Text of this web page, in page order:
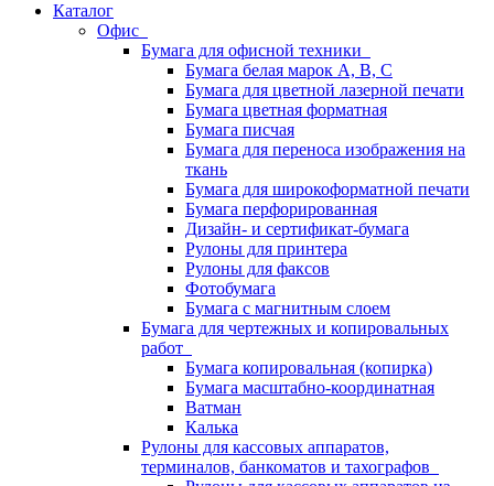
Каталог
Офис
Бумага для офисной техники
Бумага белая марок А, В, С
Бумага для цветной лазерной печати
Бумага цветная форматная
Бумага писчая
Бумага для переноса изображения на
ткань
Бумага для широкоформатной печати
Бумага перфорированная
Дизайн- и сертификат-бумага
Рулоны для принтера
Рулоны для факсов
Фотобумага
Бумага с магнитным слоем
Бумага для чертежных и копировальных
работ
Бумага копировальная (копирка)
Бумага масштабно-координатная
Ватман
Калька
Рулоны для кассовых аппаратов,
терминалов, банкоматов и тахографов